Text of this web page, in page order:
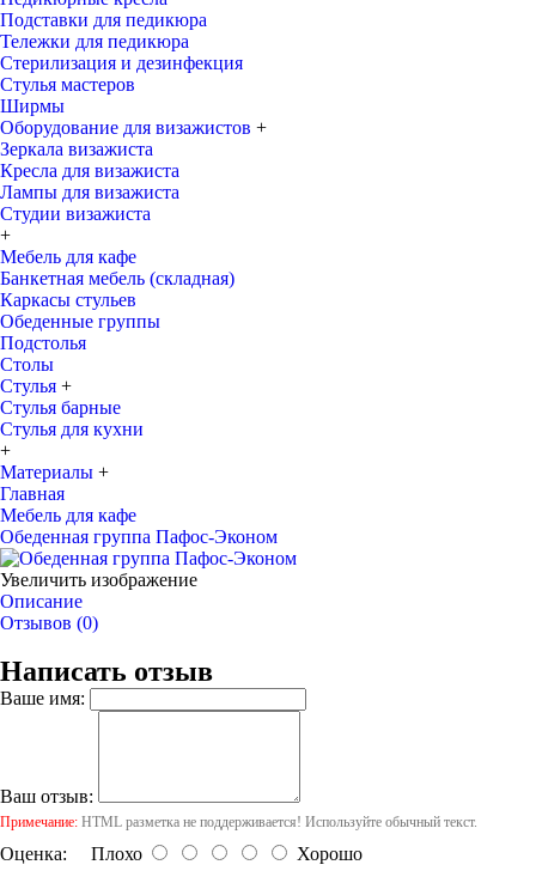
Подставки для педикюра
Тележки для педикюра
Стерилизация и дезинфекция
Стулья мастеров
Ширмы
Оборудование для визажистов +
Зеркала визажиста
Кресла для визажиста
Лампы для визажиста
Студии визажиста
+
Мебель для кафе
Банкетная мебель (складная)
Каркасы стульев
Обеденные группы
Подстолья
Столы
Стулья +
Стулья барные
Стулья для кухни
+
Материалы +
Главная
Мебель для кафе
Обеденная группа Пафос-Эконом
Увеличить изображение
Описание
Отзывов (0)
Написать отзыв
Ваше имя:
Ваш отзыв:
Примечание: HTML разметка не поддерживается! Используйте обычный текст.
Оценка: Плохо Хорошо